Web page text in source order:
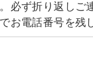
必ず折り返しご
お電話番号を残